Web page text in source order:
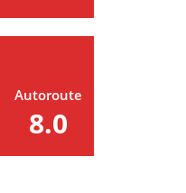
Autoroute
8.0